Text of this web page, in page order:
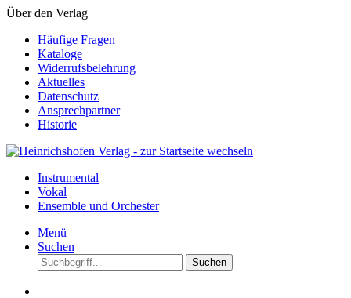
Über den Verlag
Häufige Fragen
Kataloge
Widerrufsbelehrung
Aktuelles
Datenschutz
Ansprechpartner
Historie
Instrumental
Vokal
Ensemble und Orchester
Menü
Suchen
Suchen